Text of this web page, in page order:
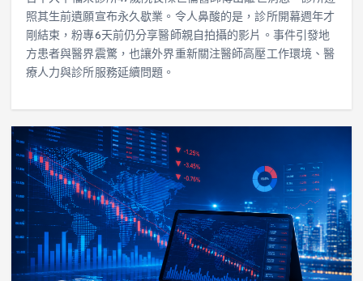
照其生前遺願宣布永久歇業。令人鼻酸的是，診所開幕週年才
剛結束，粉專6天前仍分享醫師親自拍攝的影片。事件引發地
方患者與醫界震驚，也讓外界重新關注醫師高壓工作環境、醫
療人力與診所服務延續問題。